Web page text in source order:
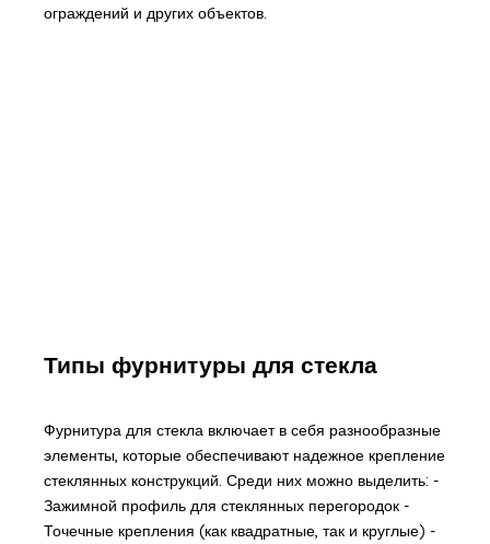
ограждений и других объектов.
Типы фурнитуры для стекла
Фурнитура для стекла включает в себя разнообразные
элементы, которые обеспечивают надежное крепление
стеклянных конструкций. Среди них можно выделить: -
Зажимной профиль для стеклянных перегородок -
Точечные крепления (как квадратные, так и круглые) -